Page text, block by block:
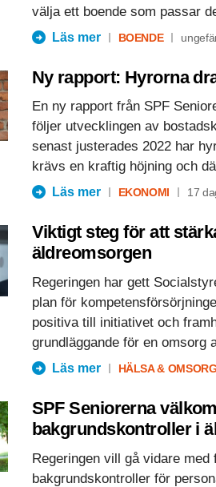
välja ett boende som passar
Läs mer BOENDE
Ny rapport: Hyrorna
En ny rapport från SPF
följer utvecklingen av
senast justerades 2022 har
krävs en kraftig höjning och
Läs mer EKONOMI 17
Viktigt steg för att
äldreomsorgen
Regeringen har gett
plan för
positiva till initiativet och
grundläggande för en omsorg
Läs mer HÄLSA & OMSORG
SPF Seniorerna
bakgrundskontroller i
Regeringen vill gå vidare
bakgrundskontroller för